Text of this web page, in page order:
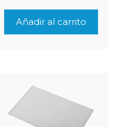
Añadir al carrito